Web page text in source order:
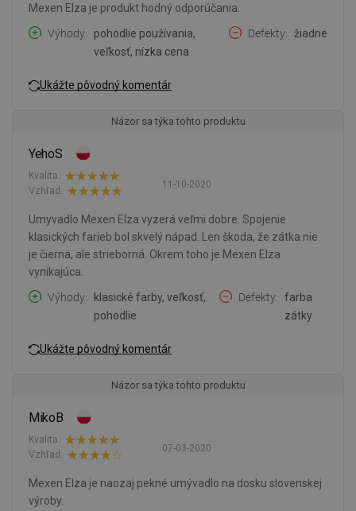
Mexen Elza je produkt hodný odporúčania.
Výhody
pohodlie používania,
veľkosť, nízka cena
Defekty žiadne
Ukážte pôvodný komentár
Názor sa týka tohto produktu
YehoS
11-10-2020
Kvalita:
Vzhľad:
Umyvadlo Mexen Elza vyzerá veľmi dobre. Spojenie
klasických farieb bol skvelý nápad. Len škoda, že zátka nie
je čierna, ale strieborná. Okrem toho je Mexen Elza
vynikajúca.
Výhody
klasické farby, veľkosť,
pohodlie
Defekty
farba
zátky
Ukážte pôvodný komentár
Názor sa týka tohto produktu
MikoB
07-03-2020
Kvalita:
Vzhľad:
Mexen Elza je naozaj pekné umývadlo na dosku slovenskej
výroby.